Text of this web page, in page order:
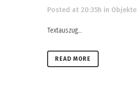
Posted at 20:35h in Objekte
Textauszug...
READ MORE